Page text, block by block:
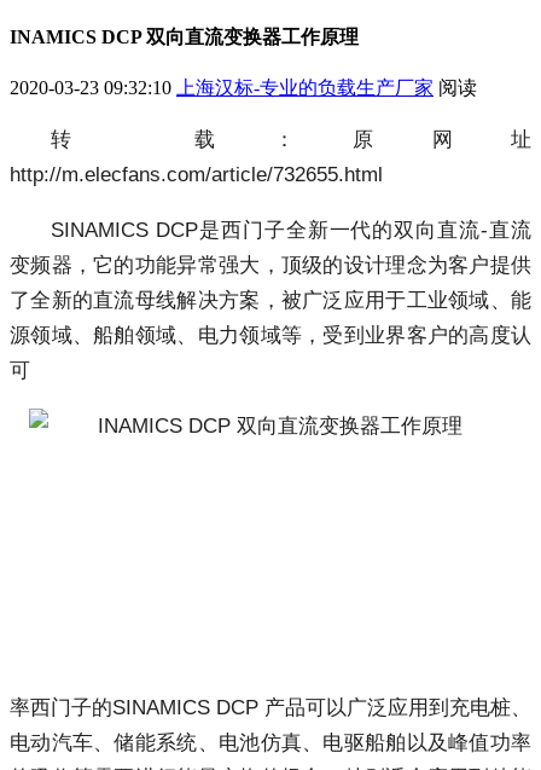
INAMICS DCP 双向直流变换器工作原理
2020-03-23 09:32:10 上海汉标-专业的负载生产厂家 阅读
转 载：原网址
http://m.elecfans.com/article/732655.html
SINAMICS DCP是西门子全新一代的双向直流-直流
变频器，它的功能异常强大，顶级的设计理念为客户提供
了全新的直流母线解决方案，被广泛应用于工业领域、能
源领域、船舶领域、电力领域等，受到业界客户的高度认
可
率西门子的SINAMICS DCP 产品可以广泛应用到充电桩、
电动汽车、储能系统、电池仿真、电驱船舶以及峰值功率